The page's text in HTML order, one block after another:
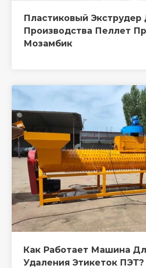
Пластиковый Экструдер
Производства Пеллет
Мозамбик
Как Работает Машина
Удаления Этикеток ПЭТ?